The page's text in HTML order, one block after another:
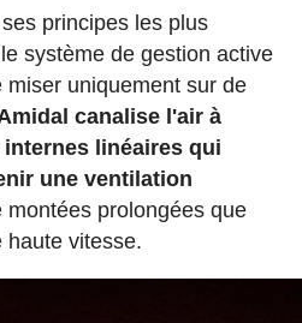
principes les plus
système de gestion active
miser uniquement sur de
canalise l'air à
linéaires qui
une ventilation
prolongées que
haute vitesse.